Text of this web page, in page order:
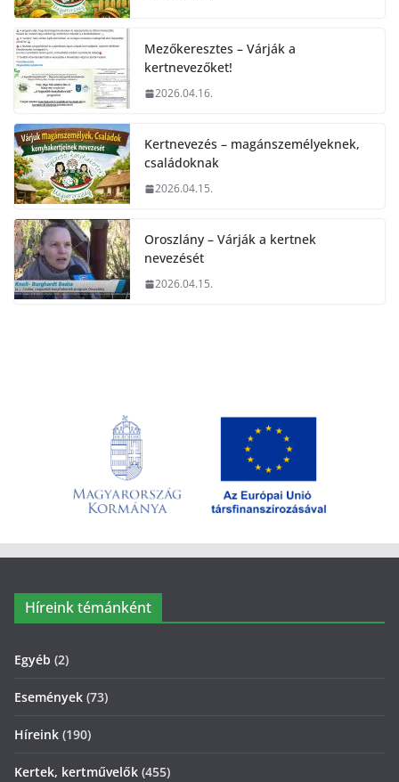
Mezőkeresztes – Várják a
kertnevezőket!
2026.04.16.
Kertnevezés – magánszemélyeknek,
családoknak
2026.04.15.
Oroszlány – Várják a kertnek
nevezését
2026.04.15.
Híreink témánként
Egyéb (2)
Események (73)
Híreink (190)
Kertek, kertművelők (455)